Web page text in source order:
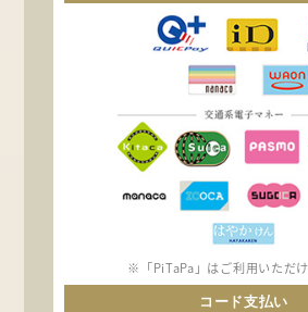
※「PiTaPa」はご利用いただけ
コード支払い